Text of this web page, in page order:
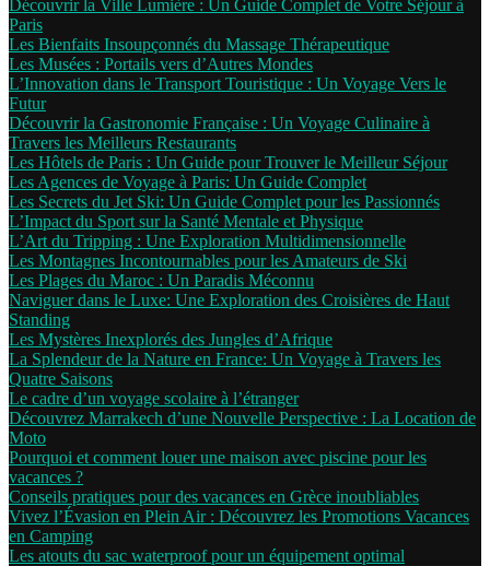
Découvrir la Ville Lumière : Un Guide Complet de Votre Séjour à
Paris
Les Bienfaits Insoupçonnés du Massage Thérapeutique
Les Musées : Portails vers d’Autres Mondes
L’Innovation dans le Transport Touristique : Un Voyage Vers le
Futur
Découvrir la Gastronomie Française : Un Voyage Culinaire à
Travers les Meilleurs Restaurants
Les Hôtels de Paris : Un Guide pour Trouver le Meilleur Séjour
Les Agences de Voyage à Paris: Un Guide Complet
Les Secrets du Jet Ski: Un Guide Complet pour les Passionnés
L’Impact du Sport sur la Santé Mentale et Physique
L’Art du Tripping : Une Exploration Multidimensionnelle
Les Montagnes Incontournables pour les Amateurs de Ski
Les Plages du Maroc : Un Paradis Méconnu
Naviguer dans le Luxe: Une Exploration des Croisières de Haut
Standing
Les Mystères Inexplorés des Jungles d’Afrique
La Splendeur de la Nature en France: Un Voyage à Travers les
Quatre Saisons
Le cadre d’un voyage scolaire à l’étranger
Découvrez Marrakech d’une Nouvelle Perspective : La Location de
Moto
Pourquoi et comment louer une maison avec piscine pour les
vacances ?
Conseils pratiques pour des vacances en Grèce inoubliables
Vivez l’Évasion en Plein Air : Découvrez les Promotions Vacances
en Camping
Les atouts du sac waterproof pour un équipement optimal